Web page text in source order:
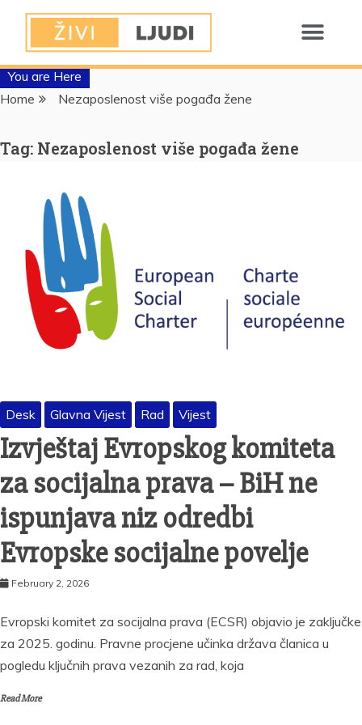
You are Here
Home
Nezaposlenost više pogađa žene
Tag: Nezaposlenost više pogađa žene
Desk Glavna Vijest Rad Vijest
Izvještaj Evropskog komiteta
za socijalna prava – BiH ne
ispunjava niz odredbi
Evropske socijalne povelje
February 2, 2026
Evropski komitet za socijalna prava (ECSR) objavio je zaključke
za 2025. godinu. Pravne procjene učinka država članica u
pogledu ključnih prava vezanih za rad, koja
Read More